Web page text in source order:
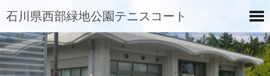
石川県西部緑地公園テニスコート